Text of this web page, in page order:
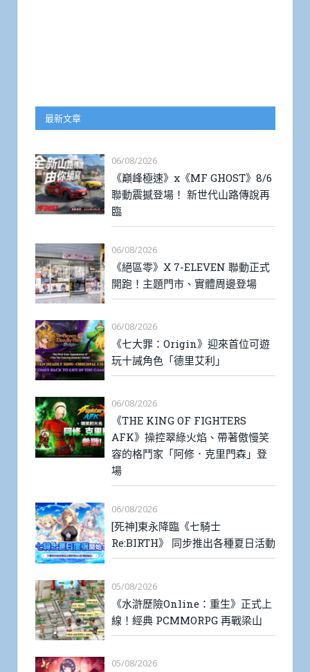
最新文章
06/08/2026
《巔峰極速》x《MF GHOST》8/6
聯動震撼登場！ 新世代山路傳說再
臨
06/08/2026
《絕區零》X 7-ELEVEN 聯動正式
開跑！主題門市、實體周邊登場
06/08/2026
《七大罪：Origin》迎來首位可遊
玩十誡角色「德里艾利」
06/08/2026
《THE KING OF FIGHTERS
AFK》操控翠綠火焰、帶著傲慢笑
容的格鬥家「阿修．克里門森」登
場
06/08/2026
[死神]東永降臨《七騎士
Re:BIRTH》 同步推出各種夏日活動
05/08/2026
《水滸歷險Online：重生》正式上
線！經典 PCMMORPG 再戰梁山
05/08/2026